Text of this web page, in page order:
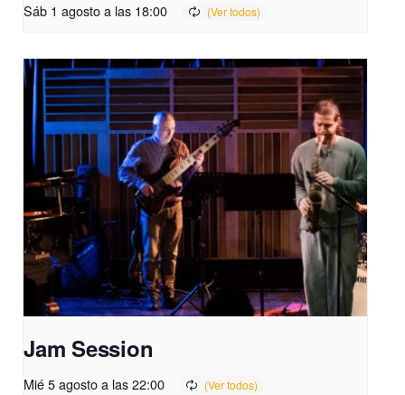
Sáb 1 agosto a las 18:00
Jam Session
Mié 5 agosto a las 22:00